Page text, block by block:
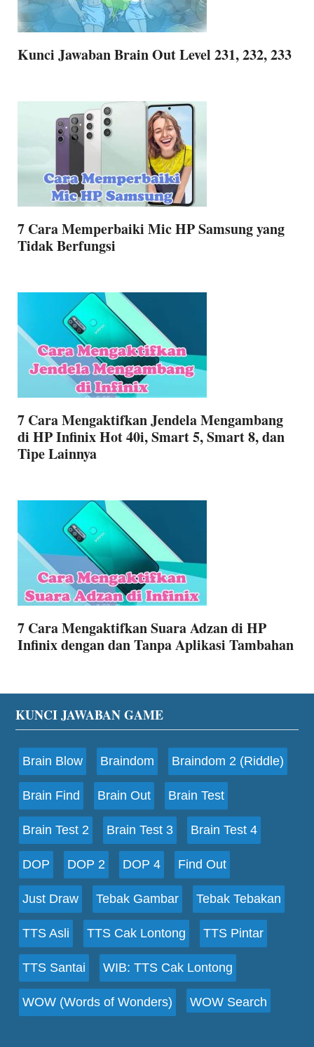
Kunci Jawaban Brain Out Level 231, 232, 233
7 Cara Memperbaiki Mic HP Samsung yang
Tidak Berfungsi
7 Cara Mengaktifkan Jendela Mengambang
di HP Infinix Hot 40i, Smart 5, Smart 8, dan
Tipe Lainnya
7 Cara Mengaktifkan Suara Adzan di HP
Infinix dengan dan Tanpa Aplikasi Tambahan
Footer
KUNCI JAWABAN GAME
Brain Blow Braindom Braindom 2 (Riddle)
Brain Find Brain Out Brain Test
Brain Test 2 Brain Test 3 Brain Test 4
DOP DOP 2 DOP 4 Find Out
Just Draw Tebak Gambar Tebak Tebakan
TTS Asli TTS Cak Lontong TTS Pintar
TTS Santai WIB: TTS Cak Lontong
WOW (Words of Wonders) WOW Search